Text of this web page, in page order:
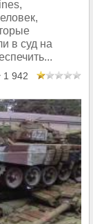
в суд на
1 942